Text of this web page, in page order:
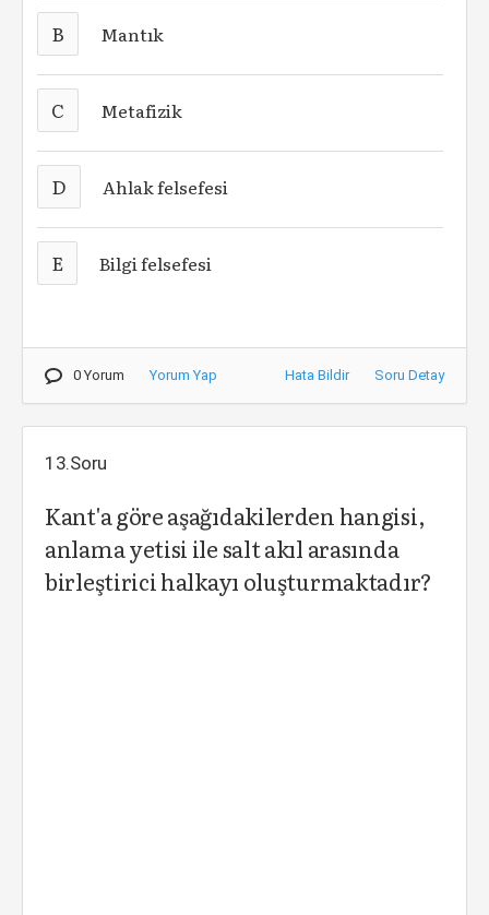
B Mantık
C Metafizik
D Ahlak felsefesi
E Bilgi felsefesi
0 Yorum Yorum Yap Hata Bildir Soru Detay
13.Soru
Kant'a göre aşağıdakilerden hangisi,
anlama yetisi ile salt akıl arasında
birleştirici halkayı oluşturmaktadır?